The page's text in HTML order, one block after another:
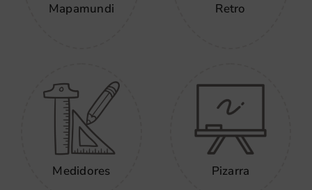
Mapamundi Retro
Medidores Pizarra